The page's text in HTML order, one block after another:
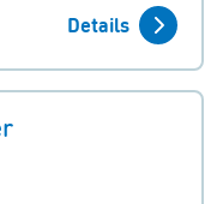
Details